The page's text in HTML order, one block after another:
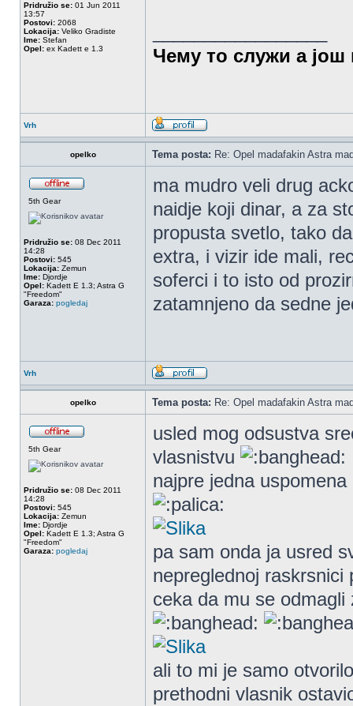
Pridružio se: 01 Jun 2011
13:57
Postovi: 2068
Lokacija: Veliko Gradiste
Ime: Stefan
Opel: ex Kadett e 1.3
Чему то служи а још
Vrh
opelko Tema posta: Re: Opel madafakin Astra
5th Gear
Pridružio se: 08 Dec 2011
14:28
Postovi: 545
Lokacija: Zemun
Ime: Djordje
Opel: Kadett E 1.3; Astra G
"Freedom"
Garaza: pogledaj
ma mudro veli drug
naidje koji dinar, a za
propusta svetlo, tako
extra, i vizir ide mali,
soferci i to isto od
zatamnjeno da sedne
Vrh
opelko Tema posta: Re: Opel madafakin Astra
5th Gear
Pridružio se: 08 Dec 2011
14:28
Postovi: 545
Lokacija: Zemun
Ime: Djordje
Opel: Kadett E 1.3; Astra G
"Freedom"
Garaza: pogledaj
usled mog odsustva
vlasnistvu
najpre jedna
pa sam onda ja usred
nepreglednoj
ceka da mu se
ali to mi je samo
prethodni vlasnik